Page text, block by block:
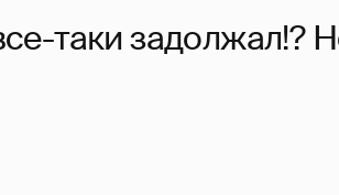
таки задолжал!?